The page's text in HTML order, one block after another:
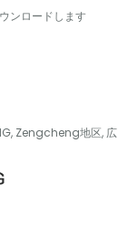
ンロードします
Zengcheng地区, 広